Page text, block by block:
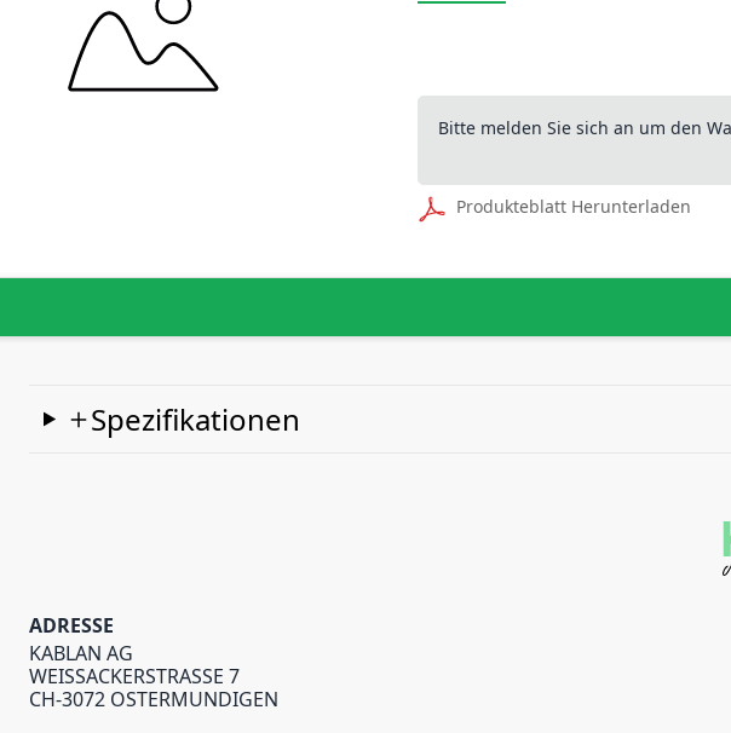
Bitte melden Sie sich an um den
Produkteblatt Herunterladen
Spezifikationen
ADRESSE
KABLAN AG
WEISSACKERSTRASSE 7
CH-3072 OSTERMUNDIGEN